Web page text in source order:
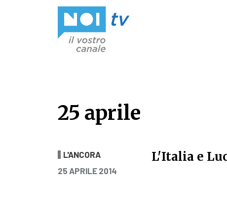
25 aprile
25 aprile
L'ANCORA
PUBBLICATO IL
25 APRILE 2014
L'Italia e